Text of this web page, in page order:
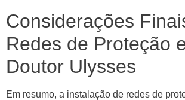
Considerações
Redes de Proteção
Doutor Ulysses
Em resumo, a instalação de redes de